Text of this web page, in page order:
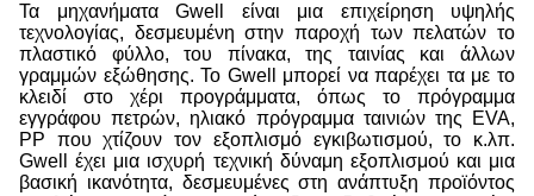
Τα μηχανήματα Gwell είναι μια επιχείρηση υψηλής
τεχνολογίας, δεσμευμένη στην παροχή των πελατών το
πλαστικό φύλλο, του πίνακα, της ταινίας και άλλων
γραμμών εξώθησης. Το Gwell μπορεί να παρέχει τα με το
κλειδί στο χέρι προγράμματα, όπως το πρόγραμμα
εγγράφου πετρών, ηλιακό πρόγραμμα ταινιών της EVA,
PP που χτίζουν τον εξοπλισμό εγκιβωτισμού, το κ.λπ.
Gwell έχει μια ισχυρή τεχνική δύναμη εξοπλισμού και μια
βασική ικανότητα, δεσμευμένες στη ανάπτυξη προϊόντος